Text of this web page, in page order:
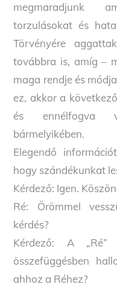
megmaradjunk
torzulásokat és
Törvényére
továbbra is, amíg –
maga rendje és
ez, akkor a
és ennélfogva
bármelyikében.
Elegendő
hogy szándékunkat
Kérdező: Igen.
Ré: Örömmel
kérdés?
Kérdező: A „Ré”
összefüggésben
ahhoz a Réhez?